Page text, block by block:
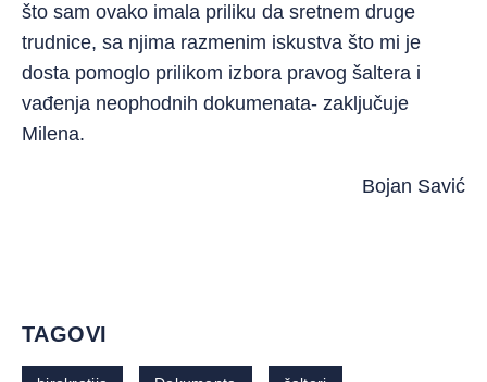
što sam ovako imala priliku da sretnem druge
trudnice, sa njima razmenim iskustva što mi je
dosta pomoglo prilikom izbora pravog šaltera i
vađenja neophodnih dokumenata- zaključuje
Milena.
Bojan Savić
TAGOVI